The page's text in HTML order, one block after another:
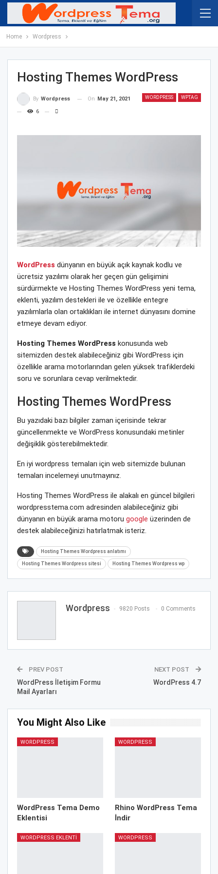
Home Wordpress
Hosting Themes WordPress
WORDPRESS WPTAG
By Wordpress On May 21, 2021
6
WordPress dünyanın en büyük açık kaynak kodlu ve
ücretsiz yazılımı olarak her geçen gün gelişimini
sürdürmekte ve Hosting Themes WordPress yeni tema,
eklenti, yazılım destekleri ile ve özellikle entegre
yazılımlarla olan ortaklıkları ile internet dünyasını domine
etmeye devam ediyor.
Hosting Themes WordPress konusunda web
sitemizden destek alabileceğiniz gibi WordPress için
özellikle arama motorlarından gelen yüksek trafiklerdeki
soru ve sorunlara cevap verilmektedir.
Hosting Themes WordPress
Bu yazıdaki bazı bilgiler zaman içerisinde tekrar
güncellenmekte ve WordPress konusundaki metinler
değişiklik gösterebilmektedir.
En iyi wordpress temaları için web sitemizde bulunan
temaları incelemeyi unutmayınız.
Hosting Themes WordPress ile alakalı en güncel bilgileri
wordpresstema.com adresinden alabileceğiniz gibi
dünyanın en büyük arama motoru google üzerinden de
destek alabileceğinizi hatırlatmak isteriz.
Hosting Themes Wordpress anlatımı
Hosting Themes Wordpress sitesi Hosting Themes Wordpress wp
Wordpress 9820 Posts 0 Comments
PREV POST
WordPress İletişim Formu
Mail Ayarları
NEXT POST
WordPress 4.7
You Might Also Like
WORDPRESS
WordPress Tema Demo
Eklentisi
WORDPRESS
Rhino WordPress Tema
İndir
WORDPRESS EKLENTI WORDPRESS